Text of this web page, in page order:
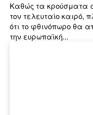
Καθώς τα κρούσματα
τον τελευταίο καιρό,
ότι το φθινόπωρο θα
την ευρωπαϊκή...